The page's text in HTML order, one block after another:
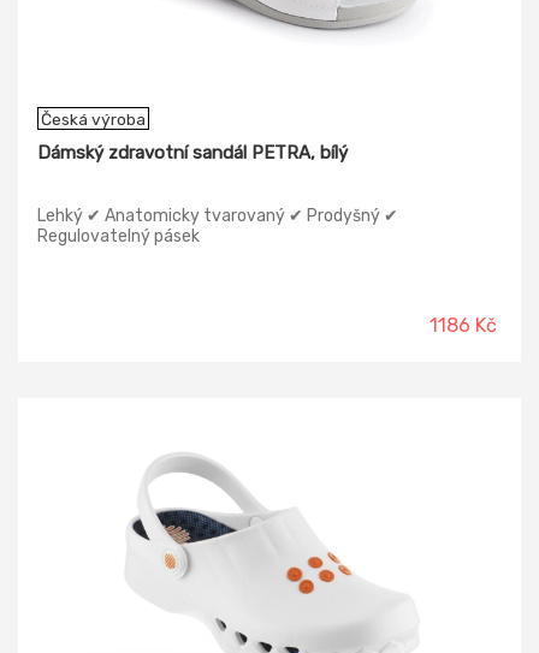
Česká výroba
Dámský zdravotní sandál PETRA, bílý
Lehký ✔ Anatomicky tvarovaný ✔ Prodyšný ✔
Regulovatelný pásek
1186 Kč